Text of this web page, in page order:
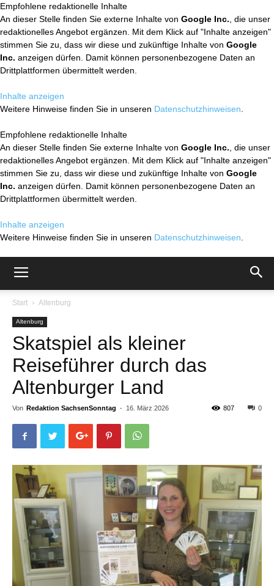
Empfohlene redaktionelle Inhalte
An dieser Stelle finden Sie externe Inhalte von Google Inc. , die unser
redaktionelles Angebot ergänzen. Mit dem Klick auf "Inhalte anzeigen"
stimmen Sie zu, dass wir diese und zukünftige Inhalte von Google
Inc. anzeigen dürfen. Damit können personenbezogene Daten an
Drittplattformen übermittelt werden.
Inhalte anzeigen
Weitere Hinweise finden Sie in unseren Datenschutzhinweisen
Empfohlene redaktionelle Inhalte
An dieser Stelle finden Sie externe Inhalte von Google Inc. , die unser
redaktionelles Angebot ergänzen. Mit dem Klick auf "Inhalte anzeigen"
stimmen Sie zu, dass wir diese und zukünftige Inhalte von Google
Inc. anzeigen dürfen. Damit können personenbezogene Daten an
Drittplattformen übermittelt werden.
Inhalte anzeigen
Weitere Hinweise finden Sie in unseren Datenschutzhinweisen
Start Altenburg
Altenburg
Skatspiel als kleiner
Reiseführer durch das
Altenburger Land
Von Redaktion SachsenSonntag - 16. März 2026 0
807